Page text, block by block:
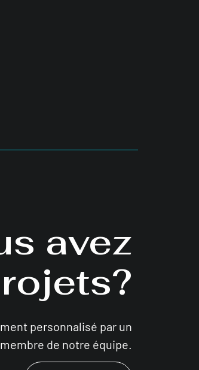
avez
personnalisé par un
membre de notre équipe.